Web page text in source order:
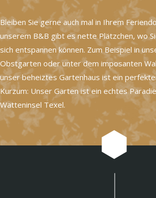
Bleiben Sie gerne auch mal in Ihrem
unserem B&B gibt es nette Plätzchen, wo
sich entspannen können. Zum Beispiel in
Obstgarten oder unter dem imposanten
unser beheiztes Gartenhaus ist ein
Kurzum: Unser Garten ist ein echtes
Watteninsel Texel.